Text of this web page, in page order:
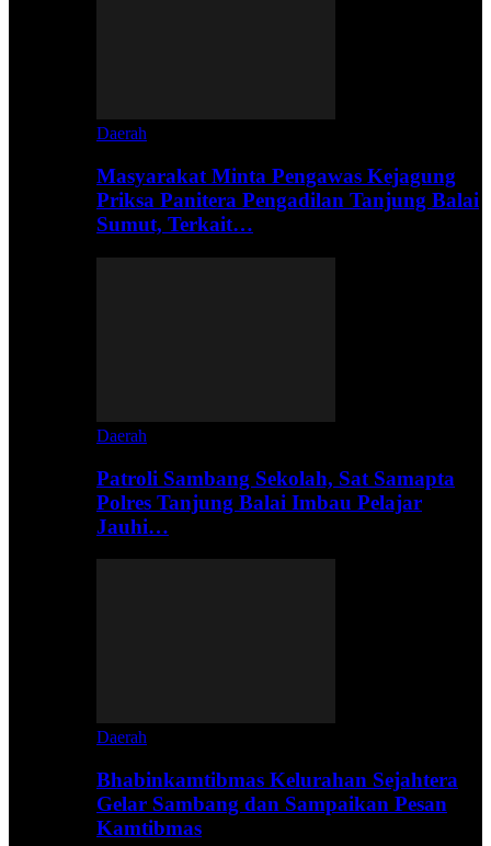
Daerah
Masyarakat Minta Pengawas Kejagung
Priksa Panitera Pengadilan Tanjung Balai
Sumut, Terkait…
Daerah
Patroli Sambang Sekolah, Sat Samapta
Polres Tanjung Balai Imbau Pelajar
Jauhi…
Daerah
Bhabinkamtibmas Kelurahan Sejahtera
Gelar Sambang dan Sampaikan Pesan
Kamtibmas